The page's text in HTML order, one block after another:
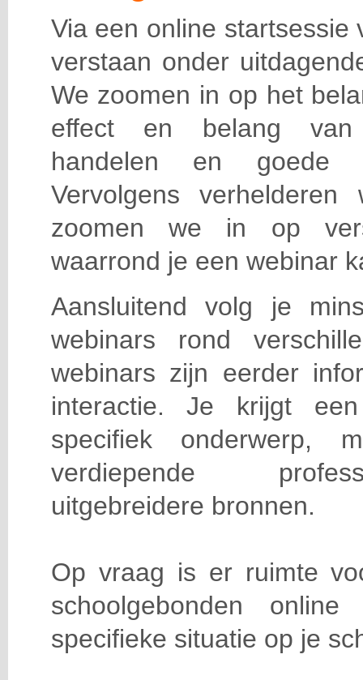
Via een online startsessie
verstaan onder
We zoomen in op het
effect en belang van
handelen en goede
Vervolgens
zoomen we in op
waarrond je een webinar
Aansluitend volg je
webinars rond
webinars zijn eerder
interactie. Je krijgt
specifiek onderwerp,
verdiepende
uitgebreidere bronnen.
Op vraag is er ruimte
schoolgebonden
specifieke situatie op je